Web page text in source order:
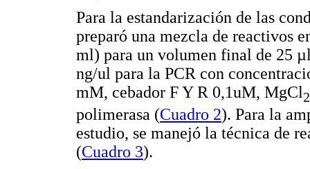
Para la estandarización de las
preparó una mezcla de reactivos
ml) para un volumen final de 25
ng/ul para la PCR con
mM, cebador F Y R 0,1uM, MgCl2
polimerasa (Cuadro 2). Para la
estudio, se manejó la técnica de
(Cuadro 3).